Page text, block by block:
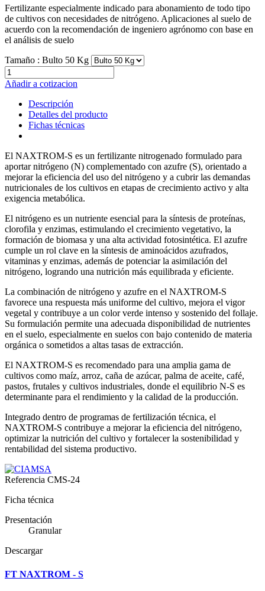
Fertilizante especialmente indicado para abonamiento de todo tipo
de cultivos con necesidades de nitrógeno. Aplicaciones al suelo de
acuerdo con la recomendación de ingeniero agrónomo con base en
el análisis de suelo
Tamaño : Bulto 50 Kg
Añadir a cotizacion
Descripción
Detalles del producto
Fichas técnicas
El NAXTROM-S es un fertilizante nitrogenado formulado para
aportar nitrógeno (N) complementado con azufre (S), orientado a
mejorar la eficiencia del uso del nitrógeno y a cubrir las demandas
nutricionales de los cultivos en etapas de crecimiento activo y alta
exigencia metabólica.
El nitrógeno es un nutriente esencial para la síntesis de proteínas,
clorofila y enzimas, estimulando el crecimiento vegetativo, la
formación de biomasa y una alta actividad fotosintética. El azufre
cumple un rol clave en la síntesis de aminoácidos azufrados,
vitaminas y enzimas, además de potenciar la asimilación del
nitrógeno, logrando una nutrición más equilibrada y eficiente.
La combinación de nitrógeno y azufre en el NAXTROM-S
favorece una respuesta más uniforme del cultivo, mejora el vigor
vegetal y contribuye a un color verde intenso y sostenido del follaje.
Su formulación permite una adecuada disponibilidad de nutrientes
en el suelo, especialmente en suelos con bajo contenido de materia
orgánica o sometidos a altas tasas de extracción.
El NAXTROM-S es recomendado para una amplia gama de
cultivos como maíz, arroz, caña de azúcar, palma de aceite, café,
pastos, frutales y cultivos industriales, donde el equilibrio N-S es
determinante para el rendimiento y la calidad de la producción.
Integrado dentro de programas de fertilización técnica, el
NAXTROM-S contribuye a mejorar la eficiencia del nitrógeno,
optimizar la nutrición del cultivo y fortalecer la sostenibilidad y
rentabilidad del sistema productivo.
Referencia CMS-24
Ficha técnica
Presentación
Granular
Descargar
FT NAXTROM - S